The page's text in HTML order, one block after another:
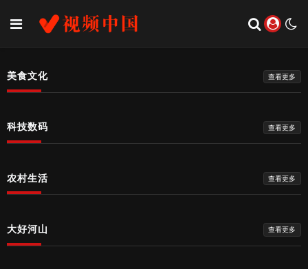
美食文化 查看更多
科技数码 查看更多
农村生活 查看更多
大好河山 查看更多